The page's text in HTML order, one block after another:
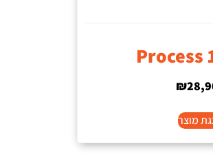
Process
₪
מוצר